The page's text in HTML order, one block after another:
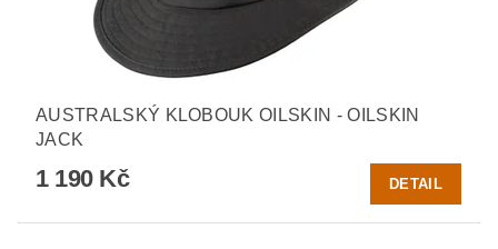
AUSTRALSKÝ KLOBOUK OILSKIN - OILSKIN
JACK
1 190 Kč DETAIL